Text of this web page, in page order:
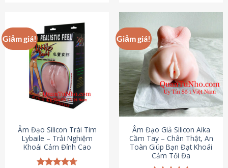
Giảm giá!
Âm Đạo Silicon Trái Tim
Lybaile – Trải Nghiệm
Khoái Cảm Đỉnh Cao
Giảm giá!
Âm Đạo Giả Silicon Aika
Cầm Tay – Chân Thật, An
Toàn Giúp Bạn Đạt Khoái
Cảm Tối Đa